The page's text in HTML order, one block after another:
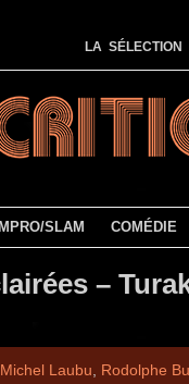
LA SÉLECTION
IMPRO/SLAM COMÉDIE
–
Michel Laubu
Rodolphe